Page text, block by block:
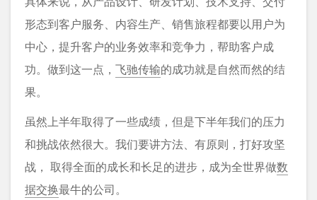
形态到客户服务、内容生产、销售旅程都要以用户为
中心，提升客户的业务效率和竞争力，帮助客户成
功。做到这一点， 飞驰传输的成功就是自然而然的结
果。
虽然上半年取得了一些成绩，但是下半年我们的压力
和挑战依然很大。我们要讲方法、有原则，打好攻坚
战， 取得全面的成长和长足的进步，成为全世界做数
据交换最牛的公司。